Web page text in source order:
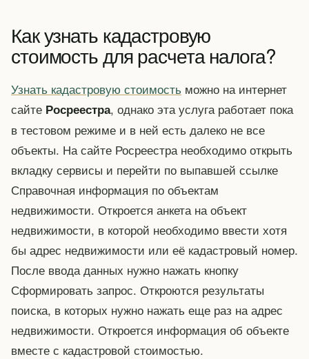
Как узнать кадастровую
стоимость для расчета налога?
Узнать кадастровую стоимость можно на интернет
сайте Росреестра, однако эта услуга работает пока
в тестовом режиме и в ней есть далеко не все
объекты. На сайте Росреестра необходимо открыть
вкладку сервисы и перейти по выпавшей ссылке
Справочная информация по объектам
недвижимости. Откроется анкета на объект
недвижимости, в которой необходимо ввести хотя
бы адрес недвижимости или её кадастровый номер.
После ввода данных нужно нажать кнопку
Сформировать запрос. Откроются результаты
поиска, в которых нужно нажать еще раз на адрес
недвижимости. Откроется информация об объекте
вместе с кадастровой стоимостью.